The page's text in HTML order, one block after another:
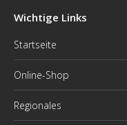
Wichtige Links
Startseite
Online-Shop
Regionales